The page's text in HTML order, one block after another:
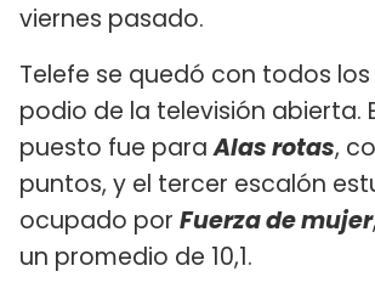
viernes pasado.
Telefe se quedó con todos
podio de la televisión abierta.
puesto fue paraAlas rotas,
puntos, y el tercer escalón
ocupado por Fuerza de mujer
un promedio de 10,1.